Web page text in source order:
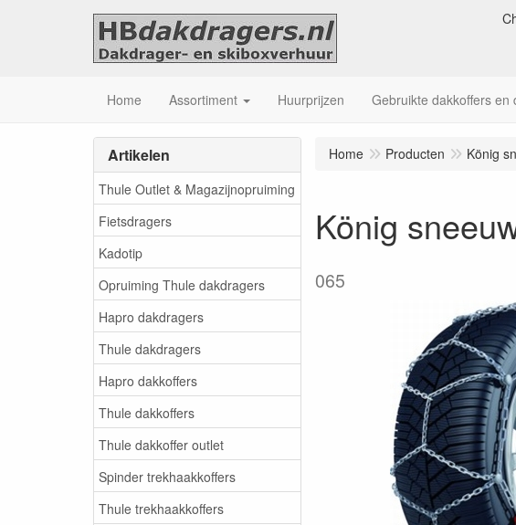
Home Assortiment Huurprijzen Gebruikte dakkoffers en
Artikelen
Thule Outlet & Magazijnopruiming
Fietsdragers
Kadotip
Opruiming Thule dakdragers
Hapro dakdragers
Thule dakdragers
Hapro dakkoffers
Thule dakkoffers
Thule dakkoffer outlet
Spinder trekhaakkoffers
Thule trekhaakkoffers
Home Producten König
König
065